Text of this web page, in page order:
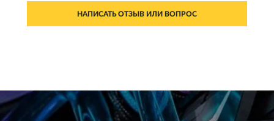
НАПИСАТЬ ОТЗЫВ ИЛИ ВОПРОС